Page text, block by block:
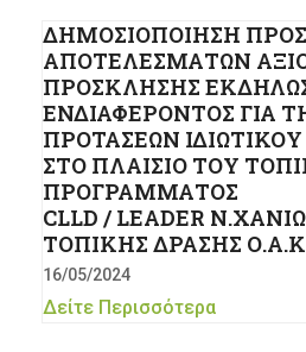
ΔΗΜΟΣΙΟΠΟΙΗΣΗ
ΑΠΟΤΕΛΕΣΜΑΤΩΝ
ΠΡΟΣΚΛΗΣΗΣ
ΕΝΔΙΑΦΕΡΟΝΤΟΣ ΓΙΑ
ΠΡΟΤΑΣΕΩΝ
ΣΤΟ ΠΛΑΙΣΙΟ ΤΟΥ
ΠΡΟΓΡΑΜΜΑΤΟΣ
CLLD / LEADER
ΤΟΠΙΚΗΣ ΔΡΑΣΗΣ
16/05/2024
Δείτε Περισσότερα